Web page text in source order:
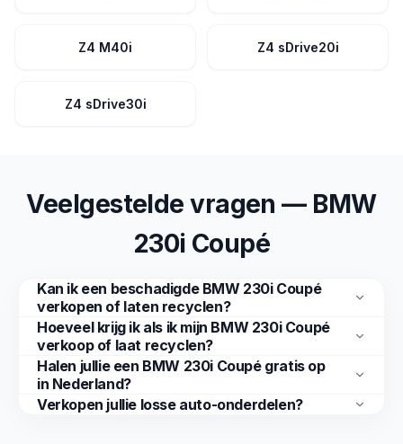
Z4 M40i Z4 sDrive20i
Z4 sDrive30i
Veelgestelde vragen — BMW
230i Coupé
Kan ik een beschadigde BMW 230i Coupé
verkopen of laten recyclen?
Hoeveel krijg ik als ik mijn BMW 230i Coupé
verkoop of laat recyclen?
Halen jullie een BMW 230i Coupé gratis op
in Nederland?
Verkopen jullie losse auto-onderdelen?